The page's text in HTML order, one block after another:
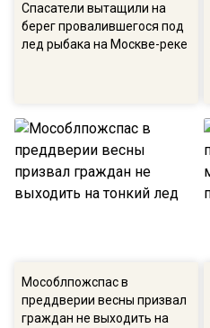
Спасатели вытащили на
берег провалившегося под
лед рыбака на Москве-реке
Мособлпожспас в
преддверии весны призвал
граждан не выходить на